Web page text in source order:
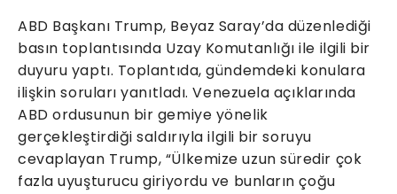
ABD Başkanı Trump, Beyaz Saray’da düzenlediği
basın toplantısında Uzay Komutanlığı ile ilgili bir
duyuru yaptı. Toplantıda, gündemdeki konulara
ilişkin soruları yanıtladı. Venezuela açıklarında
ABD ordusunun bir gemiye yönelik
gerçekleştirdiği saldırıyla ilgili bir soruyu
cevaplayan Trump, “Ülkemize uzun süredir çok
fazla uyuşturucu giriyordu ve bunların çoğu